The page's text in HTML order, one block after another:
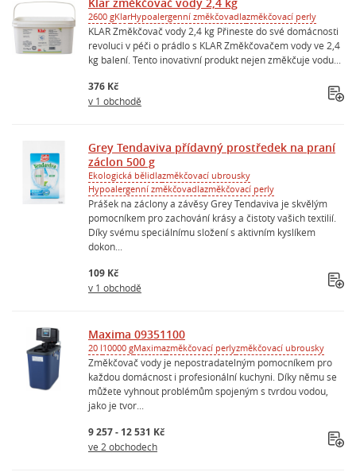
2600 gKlarHypoalergenní změkčovadlazměkčovací perly
KLAR Změkčovač vody 2,4 kg Přineste do své domácnosti
revoluci v péči o prádlo s KLAR Změkčovačem vody ve 2,4
kg balení. Tento inovativní produkt nejen změkčuje vodu...
376 Kč
v 1 obchodě
Grey Tendaviva přídavný prostředek na praní
záclon 500 g
Ekologická bělidlazměkčovací ubrousky
Hypoalergenní změkčovadlazměkčovací perly
Prášek na záclony a závěsy Grey Tendaviva je skvělým
pomocníkem pro zachování krásy a čistoty vašich textilií.
Díky svému speciálnímu složení s aktivním kyslíkem
dokon...
109 Kč
v 1 obchodě
Maxima 09351100
20 l10000 gMaximazměkčovací perlyzměkčovací ubrousky
Změkčovač vody je nepostradatelným pomocníkem pro
každou domácnost i profesionální kuchyni. Díky němu se
můžete vyhnout problémům spojeným s tvrdou vodou,
jako je tvor...
9 257 - 12 531 Kč
ve 2 obchodech